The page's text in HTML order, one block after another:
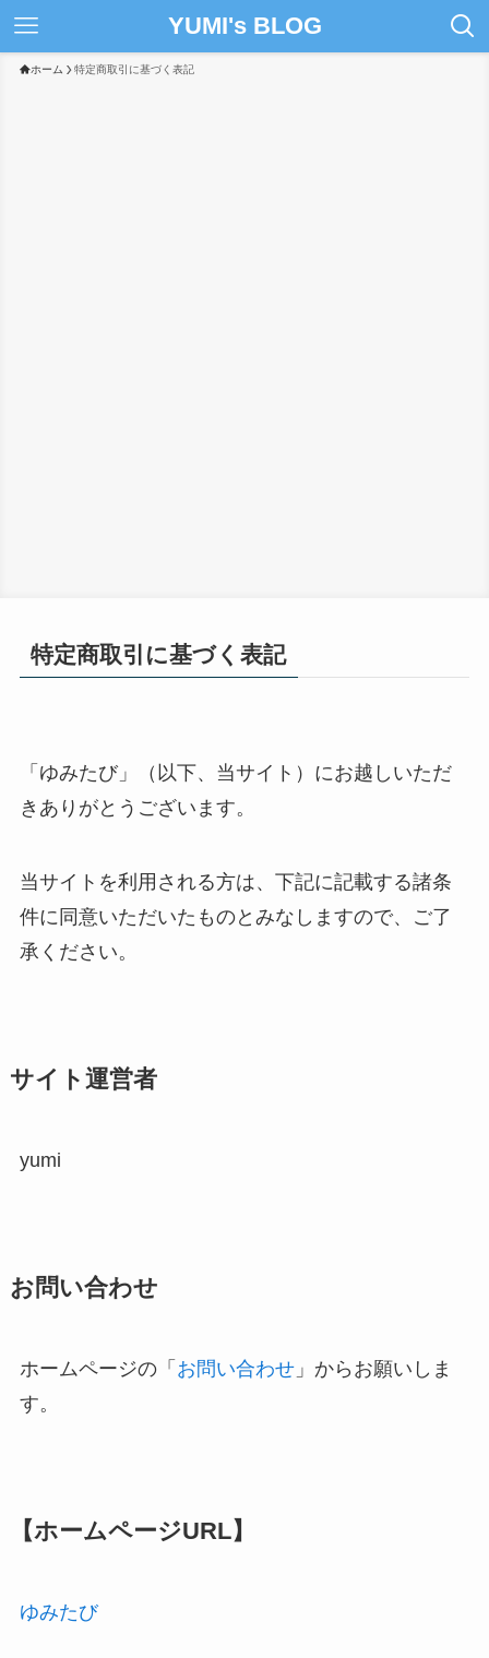
YUMI's BLOG
ホーム 特定商取引に基づく表記
特定商取引に基づく表記
「ゆみたび」（以下、当サイト）にお越しいただ
きありがとうございます。
当サイトを利用される方は、下記に記載する諸条
件に同意いただいたものとみなしますので、ご了
承ください。
サイト運営者
yumi
お問い合わせ
ホームページの「 お問い合わせ」からお願いしま
す。
【ホームページURL】
ゆみたび